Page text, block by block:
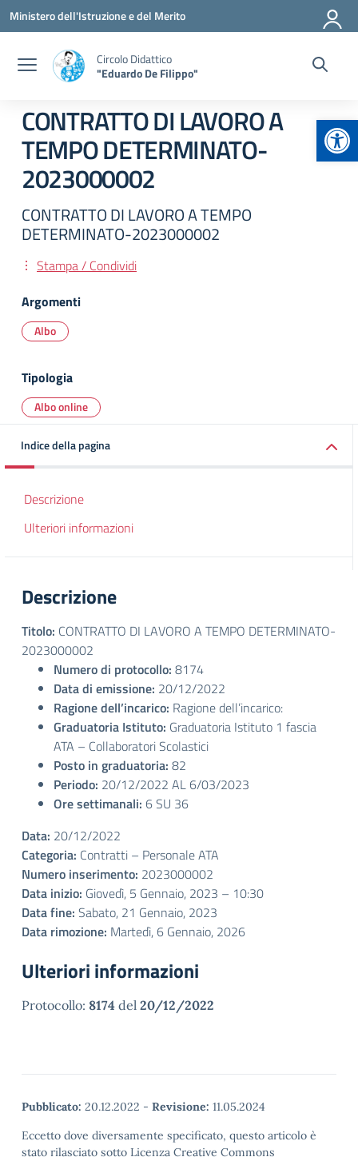
Vai ai contenuti
Vai al menu di navigazione
Vai al footer
Ministero dell'Istruzione e del Merito
Circolo Didattico
"Eduardo De Filippo"
CONTRATTO DI LAVORO A
TEMPO DETERMINATO-
2023000002
CONTRATTO DI LAVORO A TEMPO
DETERMINATO-2023000002
Stampa / Condividi
Argomenti
Albo
Tipologia
Albo online
Indice della pagina
Descrizione
Ulteriori informazioni
Descrizione
Titolo: CONTRATTO DI LAVORO A TEMPO DETERMINATO-
2023000002
Numero di protocollo: 8174
Data di emissione: 20/12/2022
Ragione dell’incarico: Ragione dell’incarico:
Graduatoria Istituto: Graduatoria Istituto 1 fascia
ATA – Collaboratori Scolastici
Posto in graduatoria: 82
Periodo: 20/12/2022 AL 6/03/2023
Ore settimanali: 6 SU 36
Data: 20/12/2022
Categoria: Contratti – Personale ATA
Numero inserimento: 2023000002
Data inizio: Giovedì, 5 Gennaio, 2023 – 10:30
Data fine: Sabato, 21 Gennaio, 2023
Data rimozione: Martedì, 6 Gennaio, 2026
Ulteriori informazioni
Protocollo: 8174 del 20/12/2022
Pubblicato: 20.12.2022 - Revisione: 11.05.2024
Eccetto dove diversamente specificato, questo articolo è
stato rilasciato sotto Licenza Creative Commons